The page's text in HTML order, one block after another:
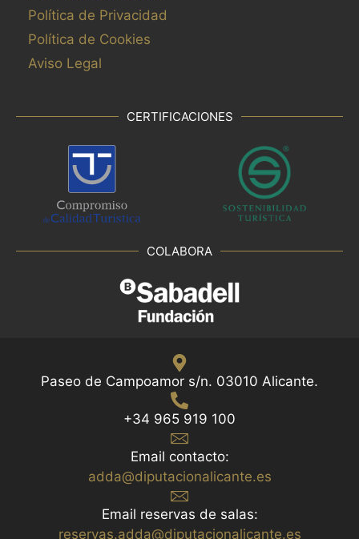
Política de Privacidad
Política de Cookies
Aviso Legal
CERTIFICACIONES
COLABORA
Paseo de Campoamor s/n. 03010 Alicante.
+34 965 919 100
Email contacto:
adda@diputacionalicante.es
Email reservas de salas:
reservas.adda@diputacionalicante.es